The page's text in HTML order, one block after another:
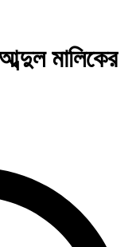
মালিকের